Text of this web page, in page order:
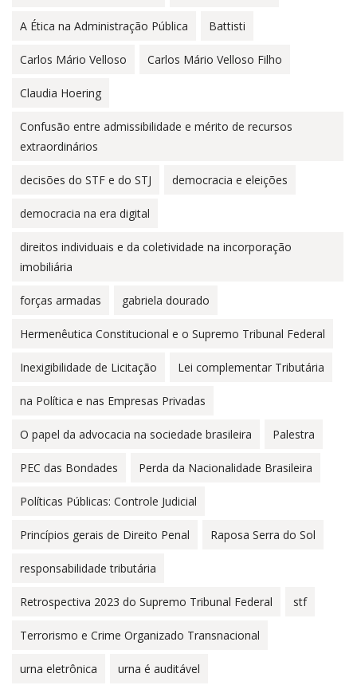
A Ética na Administração Pública Battisti
Carlos Mário Velloso Carlos Mário Velloso Filho
Claudia Hoering
Confusão entre admissibilidade e mérito de recursos
extraordinários
decisões do STF e do STJ democracia e eleições
democracia na era digital
direitos individuais e da coletividade na incorporação
imobiliária
forças armadas gabriela dourado
Hermenêutica Constitucional e o Supremo Tribunal Federal
Inexigibilidade de Licitação Lei complementar Tributária
na Política e nas Empresas Privadas
O papel da advocacia na sociedade brasileira Palestra
PEC das Bondades Perda da Nacionalidade Brasileira
Políticas Públicas: Controle Judicial
Princípios gerais de Direito Penal Raposa Serra do Sol
responsabilidade tributária
Retrospectiva 2023 do Supremo Tribunal Federal stf
Terrorismo e Crime Organizado Transnacional
urna eletrônica urna é auditável